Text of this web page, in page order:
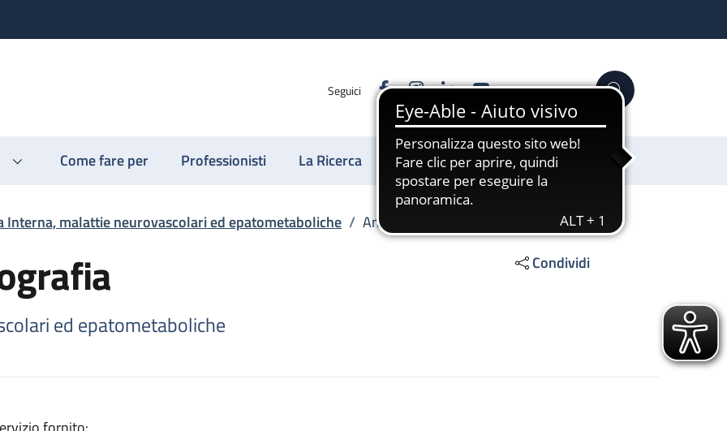
Seguici FacebookInstagram
LinkedinYouTube Cerca
Come fare per Professionisti La Ricerca Sostienici
Interna, malattie neurovascolari ed epatometaboliche / Ambulatorio di ecografia
ed epatometaboliche
Condividi